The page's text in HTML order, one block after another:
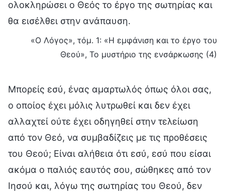
ολοκληρώσει ο Θεός το έργο της σωτηρίας και
θα εισέλθει στην ανάπαυση.
«Ο Λόγος», τόμ. 1: «Η εμφάνιση και το έργο του
Θεού», Το μυστήριο της ενσάρκωσης (4)
Μπορείς εσύ, ένας αμαρτωλός όπως όλοι σας,
ο οποίος έχει μόλις λυτρωθεί και δεν έχει
αλλαχτεί ούτε έχει οδηγηθεί στην τελείωση
από τον Θεό, να συμβαδίζεις με τις προθέσεις
του Θεού; Είναι αλήθεια ότι εσύ, εσύ που είσαι
ακόμα ο παλιός εαυτός σου, σώθηκες από τον
Ιησού και, λόγω της σωτηρίας του Θεού, δεν